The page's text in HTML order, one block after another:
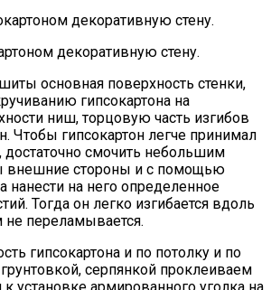
декоративную стену.
основная поверхность стенки,
гипсокартона на
ниш, торцовую часть изгибов
Чтобы гипсокартон легче принимал
смочить небольшим
внешние стороны и с помощью
нанести на него определенное
Тогда он легко изгибается вдоль
не переламывается.
гипсокартона и по потолку и по
серпянкой проклеиваем